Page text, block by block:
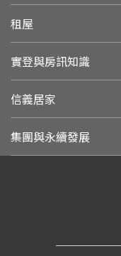
租屋
實登與房訊知識
信義居家
集團與永續發展